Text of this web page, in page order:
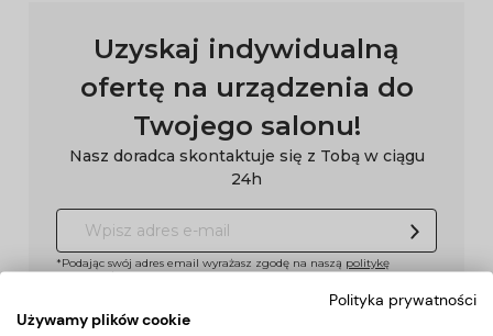
Uzyskaj indywidualną
ofertę na urządzenia do
Twojego salonu!
Nasz doradca skontaktuje się z Tobą w ciągu
24h
*Podając swój adres email wyrażasz zgodę na naszą politykę
prywatności
Polityka prywatności
Używamy plików cookie